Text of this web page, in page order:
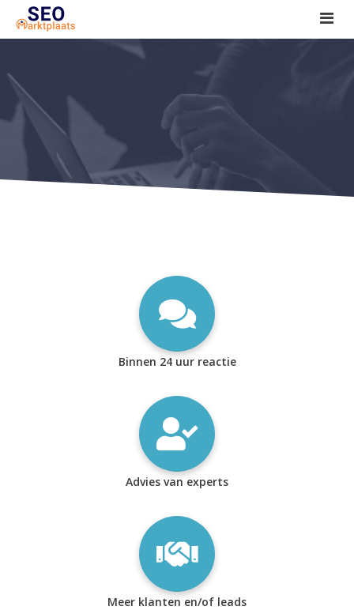
SEO tools reviews
Marketeer bij jou in de buurt?
Offerte
1. Seo voor beginners +
2. Onderzoeken +
Binnen 24 uur reactie
Advies van experts
Meer klanten en/of leads